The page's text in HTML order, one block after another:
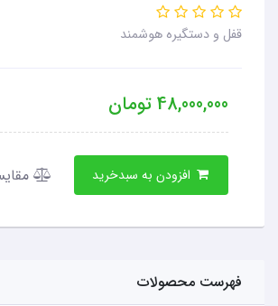
قفل و دستگیره هوشمند
48,000,000تومان
فهرست محصولات